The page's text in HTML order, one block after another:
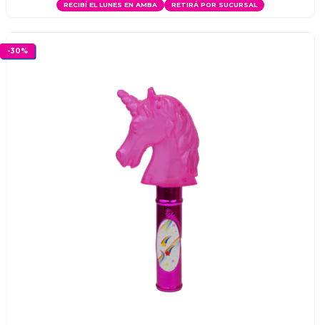
RECIBÍ EL LUNES EN AMBA RETIRÁ POR SUCURSAL
-30%